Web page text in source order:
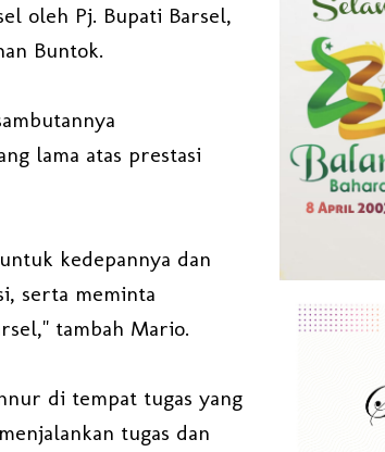
oleh Pj. Bupati Barsel,
Buntok.
lama atas prestasi
kedepannya dan
serta meminta
tambah Mario.
di tempat tugas yang
tugas dan